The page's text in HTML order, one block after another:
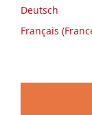
Deutsch
Français